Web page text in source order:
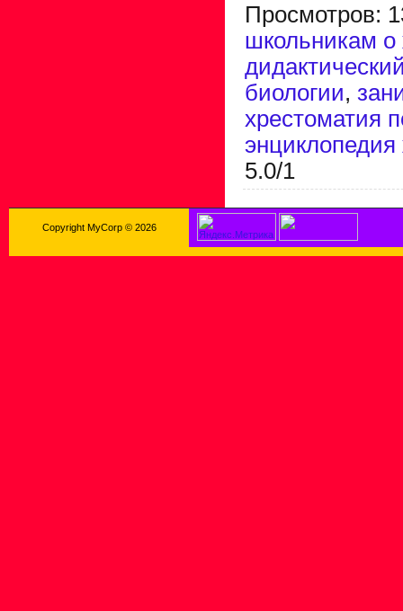
Просмотров:
школьникам
биологии,
хрестоматия
5.0/1
Copyright MyCorp © 2026